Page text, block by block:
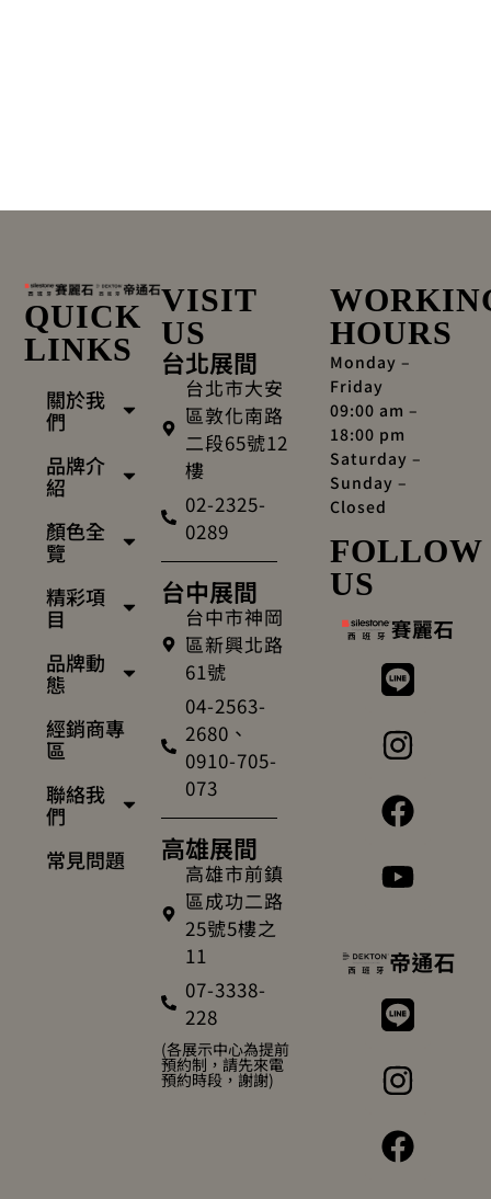
QUICK
LINKS
關於我
們
品牌介
紹
顏色全
覽
精彩項
目
品牌動
態
經銷商專
區
聯絡我
們
常見問題
VISIT
US
台北展間
台北市大安
區敦化南路
二段65號12
樓
02-2325-
0289
台中展間
台中市神岡
區新興北路
61號
04-2563-
2680、
0910-705-
073
高雄展間
高雄市前鎮
區成功二路
25號5樓之
11
07-3338-
228
(各展示中心為提前
預約制，請先來電
預約時段，謝謝)
HOURS
Monday –
Friday
09:00 am –
18:00 pm
Saturday –
Sunday –
Closed
FOLLOW
US